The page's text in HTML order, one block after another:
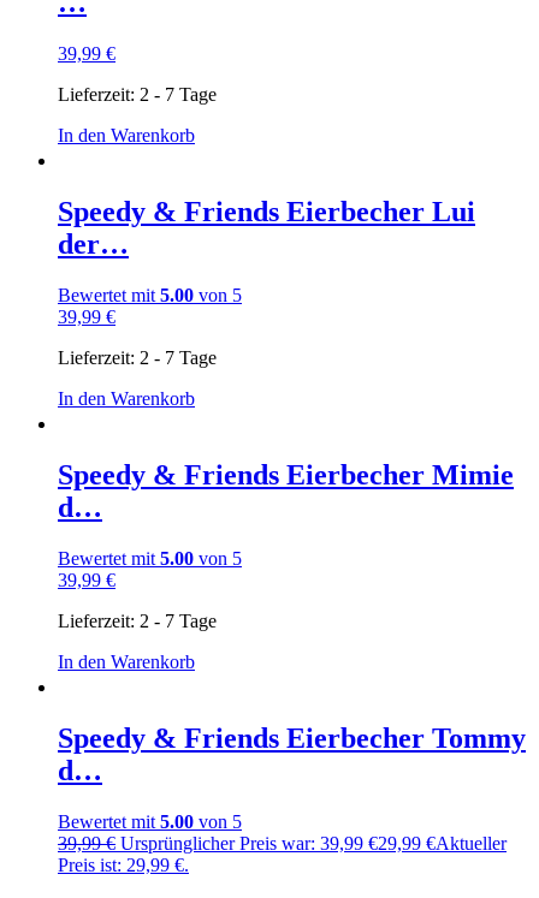
39,99 €
Lieferzeit: 2 - 7 Tage
In den Warenkorb
Speedy & Friends Eierbecher Lui
der…
Bewertet mit 5.00 von 5
39,99 €
Lieferzeit: 2 - 7 Tage
In den Warenkorb
Speedy & Friends Eierbecher Mimie
d…
Bewertet mit 5.00 von 5
39,99 €
Lieferzeit: 2 - 7 Tage
In den Warenkorb
Speedy & Friends Eierbecher Tommy
d…
Bewertet mit 5.00 von 5
39,99€ Ursprünglicher Preis war: 39,99 €29,99 €Aktueller
Preis ist: 29,99 €.